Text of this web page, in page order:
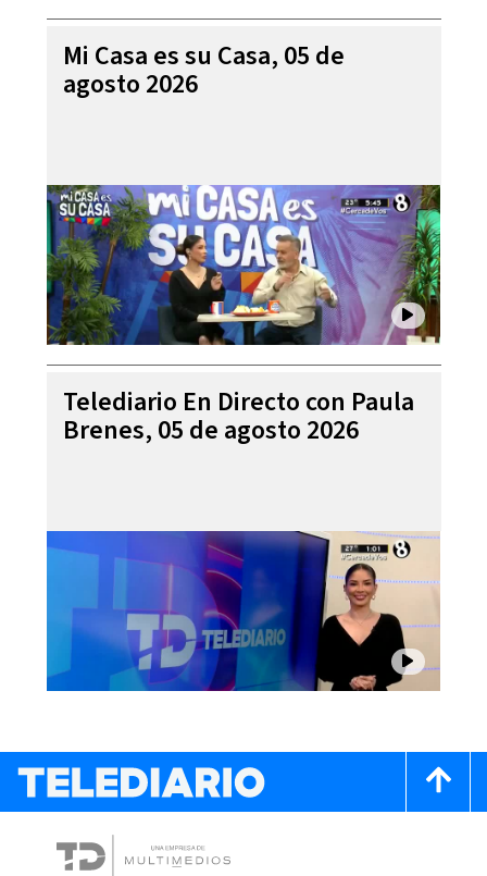
Mi Casa es su Casa, 05 de
agosto 2026
Telediario En Directo con Paula
Brenes, 05 de agosto 2026